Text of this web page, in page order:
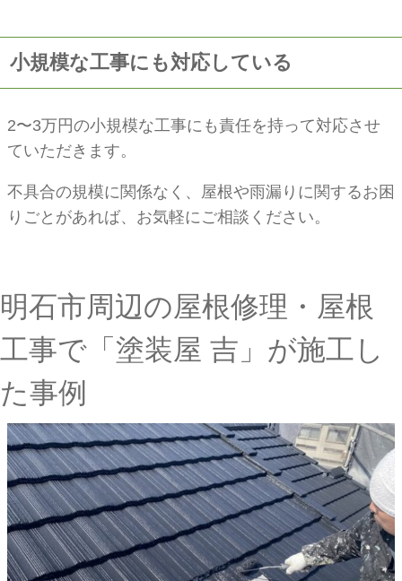
小規模な工事にも対応している
2〜3万円の小規模な工事にも責任を持って対応させ
ていただきます。
不具合の規模に関係なく、屋根や雨漏りに関するお困
りごとがあれば、お気軽にご相談ください。
明石市周辺の屋根修理・屋根
工事で「塗装屋 吉」が施工し
た事例